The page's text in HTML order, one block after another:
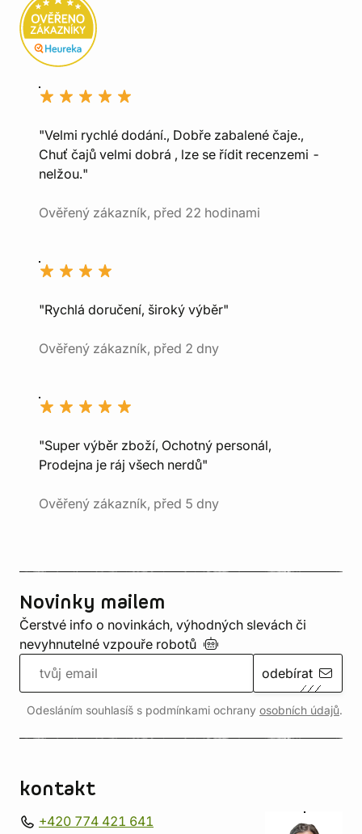
"Velmi rychlé dodání., Dobře zabalené čaje.,
Chuť čajů velmi dobrá , lze se řídit recenzemi -
nelžou."
Ověřený zákazník, před 22 hodinami
"Rychlá doručení, široký výběr"
Ověřený zákazník, před 2 dny
"Super výběr zboží, Ochotný personál,
Prodejna je ráj všech nerdů"
Ověřený zákazník, před 5 dny
Novinky mailem
Čerstvé info o novinkách, výhodných slevách či
nevyhnutelné vzpouře robotů
odebírat
Odesláním souhlasíš s podmínkami ochrany osobních údajů.
kontakt
+420 774 421 641